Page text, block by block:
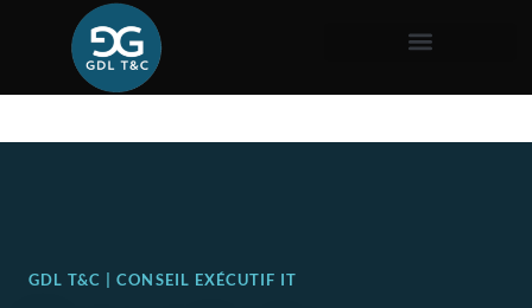
GDL T&C | CONSEIL EXÉCUTIF IT